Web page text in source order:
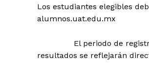
Los estudiantes elegibles
alumnos.uat.edu.mx
El periodo de registro
resultados se reflejarán